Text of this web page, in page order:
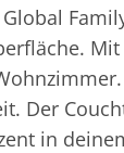
Der
in